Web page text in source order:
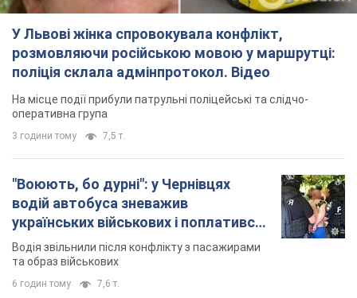
У Львові жінка спровокувала конфлікт,
розмовляючи російською мовою у маршрутці:
поліція склала адмінпротокол. Відео
На місце події прибули патрульні поліцейські та слідчо-
оперативна група
3 години тому 7,5 т.
"Воюють, бо дурні": у Чернівцях
водій автобуса зневажив
українських військових і поплатився.
Відео
Водія звільнили після конфлікту з пасажирами
та образ військових
6 годин тому 7,6 т.